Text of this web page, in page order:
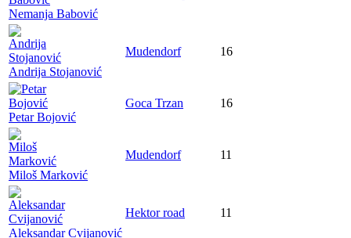
Nemanja Babović
Andrija Stojanović
Mudendorf 16
Petar Bojović
Goca Trzan 16
Miloš Marković
Mudendorf 11
Aleksandar Cvijanović
Hektor road 11